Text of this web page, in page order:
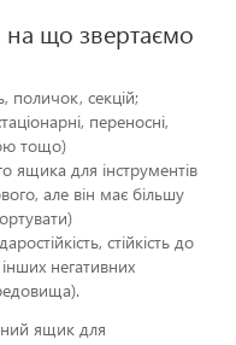
на що звертаємо
поличок, секцій;
переносні,
тощо)
ящика для інструментів
але він має більшу
стійкість до
негативних
ящик для